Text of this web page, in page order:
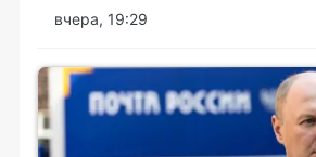
вчера, 19:29